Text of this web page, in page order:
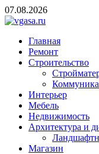
Skip
to
07.08.2026
vgasa.ru
Строительный
Главная
Ремонт
Строительство
Интерьер
Мебель
Недвижимость
Архитектура и
Магазин